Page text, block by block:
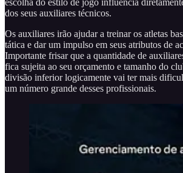
escolha do estilo de jogo influencia
dos seus auxiliares técnicos.
Os auxiliares irão ajudar a treinar os atletas
tática e dar um impulso em seus atributos de
Importante frisar que a quantidade de
fica sujeita ao seu orçamento e tamanho do
divisão inferior logicamente vai ter mais
um número grande desses profissionais.